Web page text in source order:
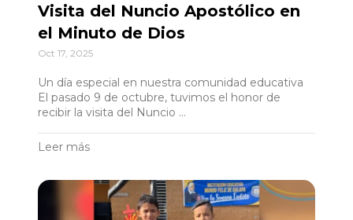
Visita del Nuncio Apostólico en
el Minuto de Dios
Oct 17, 2025
Un día especial en nuestra comunidad educativa
El pasado 9 de octubre, tuvimos el honor de
recibir la visita del Nuncio ...
Leer más